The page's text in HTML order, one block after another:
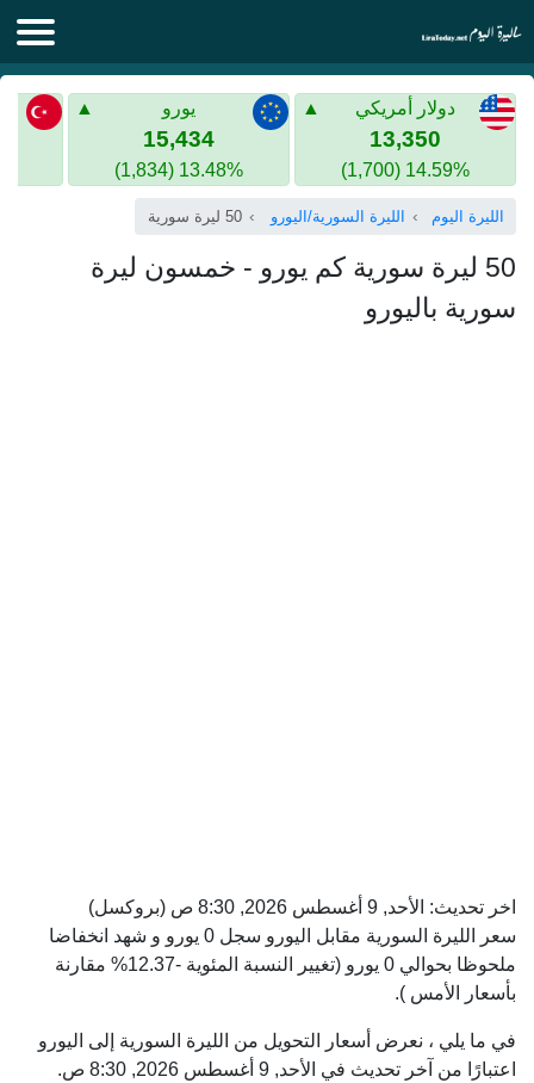
الليرة اليوم
الليرة السورية
الذهب في سوريا
الليرة التركية
الليرة التركية
الذهب في تركيا
اليورو الى الليرة التركية
دولار أمريكي
13,350
14.59% (1,700)
يورو
15,434
13.48% (1,834)
الليرة اليوم الليرة السورية/اليورو 50 ليرة سورية
50 ليرة سورية كم يورو - خمسون ليرة
سورية باليورو
اخر تحديث: الأحد, 9 أغسطس 2026, 8:30 ص
(بروكسل)
سعر الليرة السورية مقابل اليورو سجل 0 يورو و شهد انخفاضا
ملحوظا بحوالي 0 يورو (تغيير النسبة المئوية -12.37% مقارنة
بأسعار الأمس ).
في ما يلي ، نعرض أسعار التحويل من الليرة السورية إلى اليورو
اعتبارًا من آخر تحديث في الأحد, 9 أغسطس 2026, 8:30 ص.